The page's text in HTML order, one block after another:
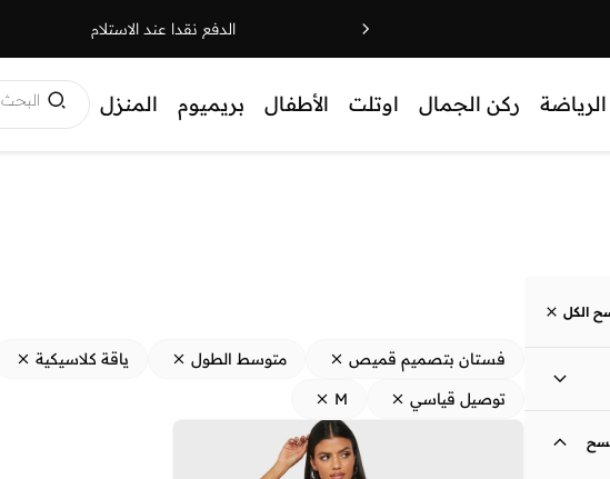
الدفع نقدا عند الاستلام
الرياضة ركن الجمال اوتلت الأطفال بريميوم المنزل البحث
الكل
فستان بتصميم قميص متوسط الطول ياقة كلاسيكية
توصيل قياسي
M